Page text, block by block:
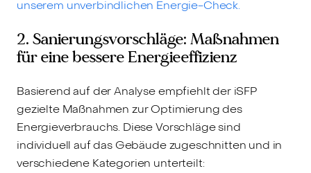
unserem unverbindlichen Energie-Check.
2. Sanierungsvorschläge: Maßnahmen
für eine bessere Energieeffizienz
Basierend auf der Analyse empfiehlt der iSFP
gezielte Maßnahmen zur Optimierung des
Energieverbrauchs. Diese Vorschläge sind
individuell auf das Gebäude zugeschnitten und in
verschiedene Kategorien unterteilt: